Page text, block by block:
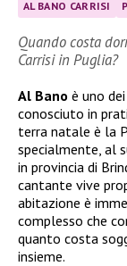
AL BANO CARRISI
Quando costa
Carrisi in Puglia?
Al Bano è uno
conosciuto in
terra natale è la
specialmente, al
in provincia di
cantante vive
abitazione è
complesso che
quanto costa
insieme.